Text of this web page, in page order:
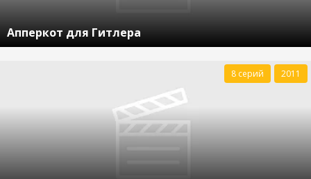
Апперкот для Гитлера
8 серий 2011